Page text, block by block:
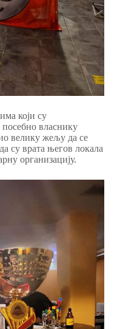
који су
власнику
велику жељу да се
су врата његов локала
организацију.